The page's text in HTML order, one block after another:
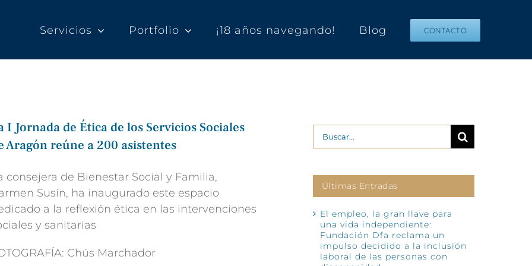
Servicios Portfolio ¡18 años navegando! Blog CONTACTO
I Jornada de Ética de los Servicios Sociales
Aragón reúne a 200 asistentes
consejera de Bienestar Social y Familia,
Susín, ha inaugurado este espacio
a la reflexión ética en las intervenciones
y sanitarias
Chús Marchador
Buscar:
Últimas Entradas
El empleo, la gran llave para
una vida independiente:
Fundación Dfa reclama un
impulso decidido a la inclusión
laboral de las personas con